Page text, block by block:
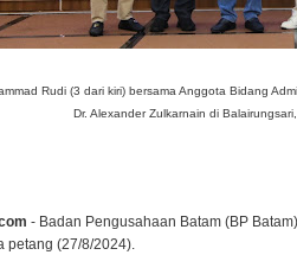
Rudi (3 dari kiri) bersama Anggota Bidang
Dr. Alexander Zulkarnain di
- Badan Pengusahaan Batam (BP
petang (27/8/2024).